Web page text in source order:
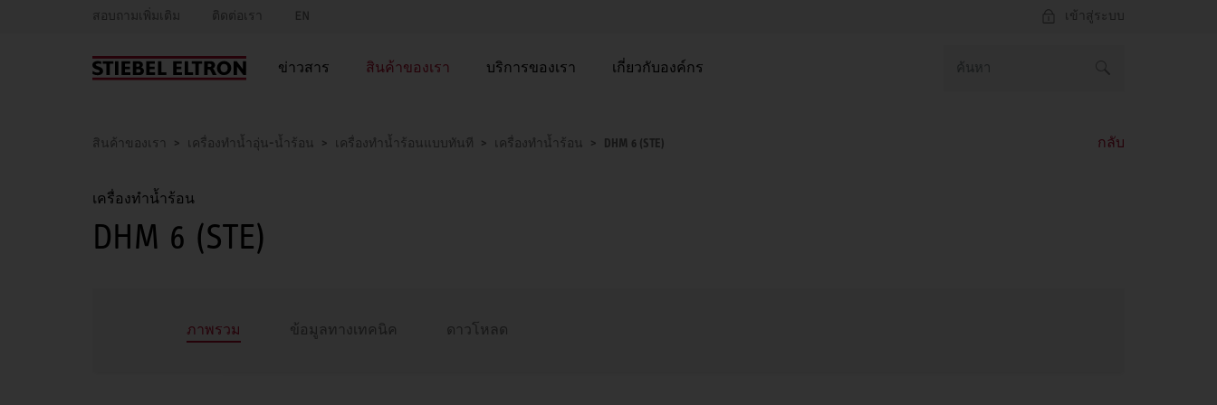
สอบถามเพิ่มเติม ติดต่อเรา EN เข้าสู่ระบบ
ข่าวสาร สินค้าของเรา บริการของเรา เกี่ยวกับองค์กร
สินค้าของเรา เครื่องทำน้ำอุ่น-น้ำร้อน เครื่องทำน้ำร้อนแบบทันที เครื่องทำน้ำร้อน DHM 6 (STE) กลับ
เครื่องทำน้ำร้อน
DHM 6 (STE)
ภาพรวม ข้อมูลทางเทคนิค ดาวโหลด